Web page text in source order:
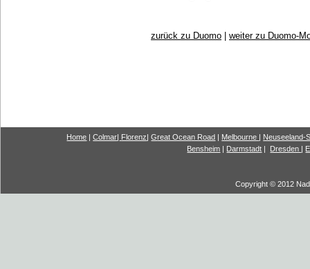
zurück zu Duomo | weiter zu Duomo-
Home |Colmar| Florenz|Great Ocean Road | Melbourne | Neuseeland-
Bensheim | Darmstadt | Dresden |
Copyright © 2012